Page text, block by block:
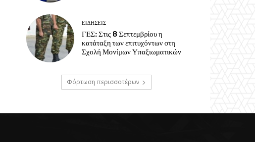
ΕΙΔΗΣΕΙΣ
ΓΕΣ: Στις 8 Σεπτεμβρίου η
κατάταξη των επιτυχόντων στη
Σχολή Μονίμων Υπαξιωματικών
Φόρτωση περισσοτέρων